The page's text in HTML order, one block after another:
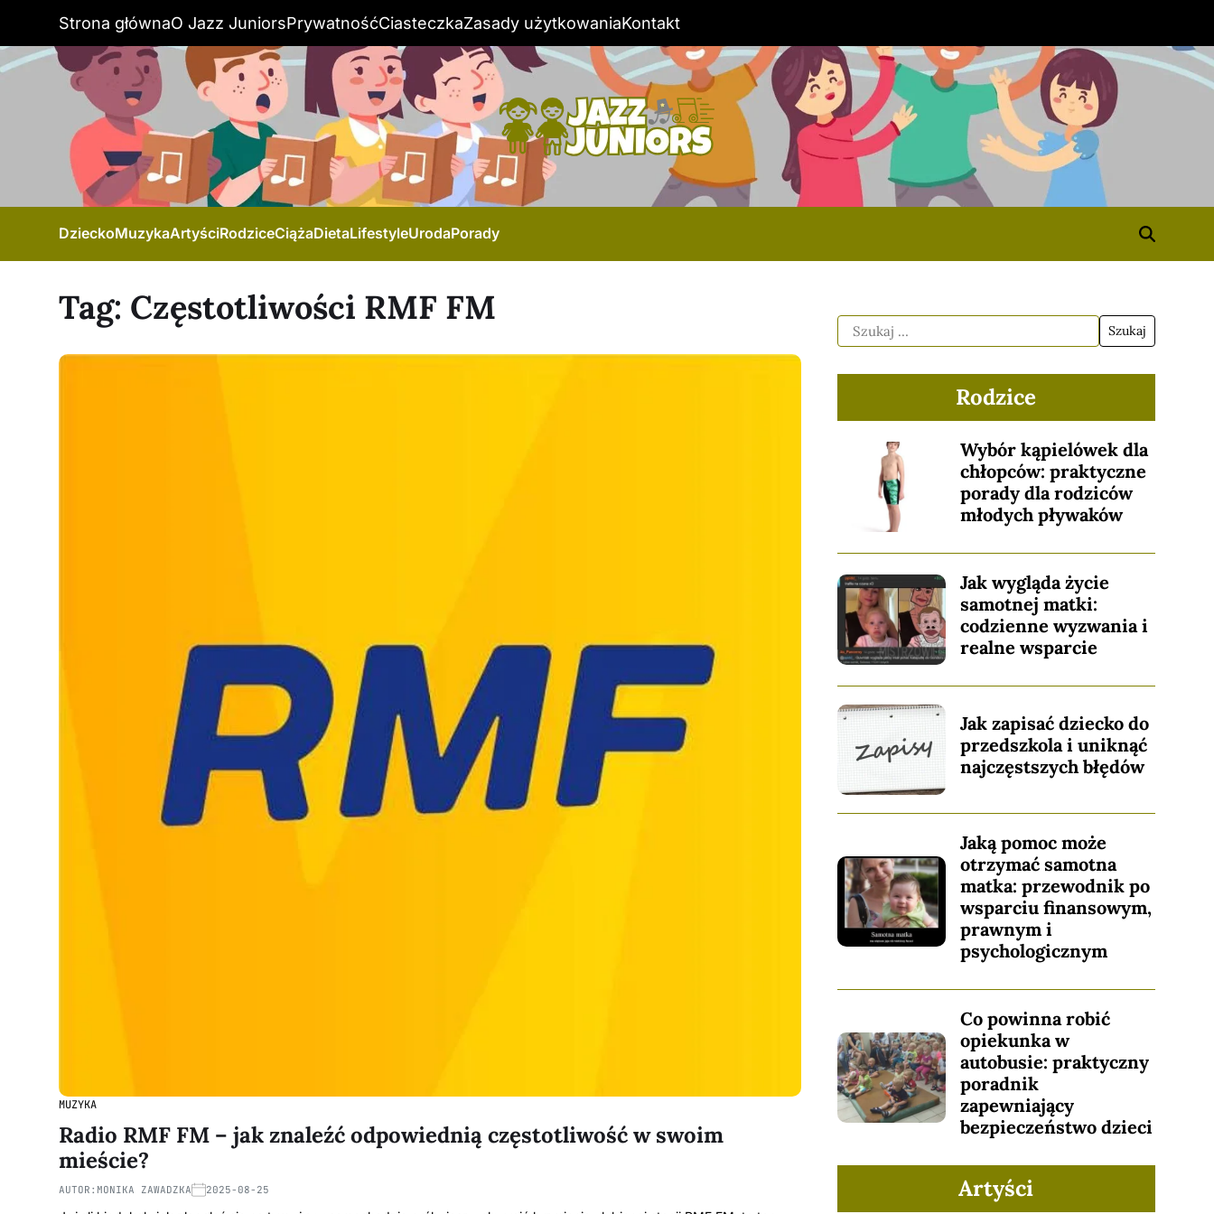
Strona głównaO Jazz JuniorsPrywatnośćCiasteczkaZasady użytkowaniaKontakt
DzieckoMuzykaArtyściRodziceCiążaDietaLifestyleUrodaPorady
Tag: Częstotliwości RMF FM
MUZYKA
Radio RMF FM – jak znaleźć odpowiednią częstotliwość w swoim
mieście?
AUTOR: MONIKA ZAWADZKA 2025-08-25
Rodzice
Wybór kąpielówek dla
chłopców: praktyczne
porady dla rodziców
młodych pływaków
Jak wygląda życie
samotnej matki:
codzienne wyzwania i
realne wsparcie
Jak zapisać dziecko do
przedszkola i uniknąć
najczęstszych błędów
Jaką pomoc może
otrzymać samotna
matka: przewodnik po
wsparciu finansowym,
prawnym i
psychologicznym
Co powinna robić
opiekunka w
autobusie: praktyczny
poradnik
zapewniający
bezpieczeństwo dzieci
Artyści